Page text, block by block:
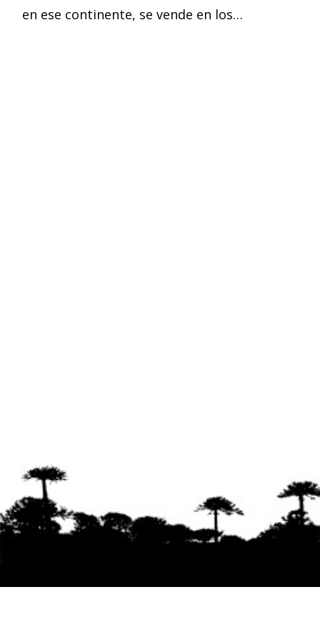
en ese continente, se vende en los…